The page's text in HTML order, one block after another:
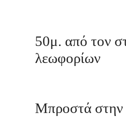
50μ. από τον
λεωφορίων
Μπροστά